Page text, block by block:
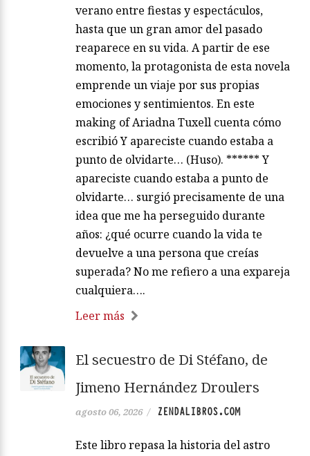
verano entre fiestas y espectáculos,
hasta que un gran amor del pasado
reaparece en su vida. A partir de ese
momento, la protagonista de esta novela
emprende un viaje por sus propias
emociones y sentimientos. En este
making of Ariadna Tuxell cuenta cómo
escribió Y apareciste cuando estaba a
punto de olvidarte… (Huso). ****** Y
apareciste cuando estaba a punto de
olvidarte… surgió precisamente de una
idea que me ha perseguido durante
años: ¿qué ocurre cuando la vida te
devuelve a una persona que creías
superada? No me refiero a una expareja
cualquiera….
Leer más
El secuestro de Di Stéfano, de
Jimeno Hernández Droulers
agosto 06, 2026 / ZENDALIBROS.COM
Este libro repasa la historia del astro